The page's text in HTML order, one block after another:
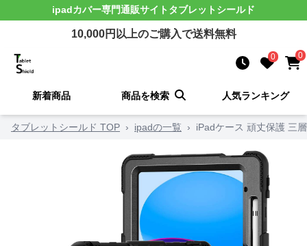
ipadカバー専門通販サイト タブレットシールド
10,000円以上のご購入で送料無料
0 0
新着商品 商品を検索 人気ランキング
タブレットシールド TOP › ipadの一覧 › iPadケース 頑丈保護 三